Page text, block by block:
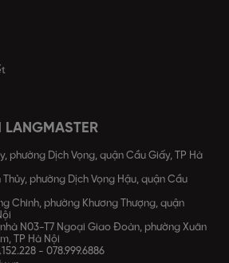
LANGMASTER
phường Dịch Vọng, quận Cầu Giấy, TP Hà
Thủy, phường Dịch Vọng Hậu, quận Cầu
Chinh, phường Khương Thượng, quận
nhà N03-T7 Ngoại Giao Đoàn, phường Xuân
TP Hà Nội
- 078.999.6886